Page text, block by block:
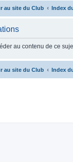
au site du Club Index
au contenu de ce
au site du Club Index